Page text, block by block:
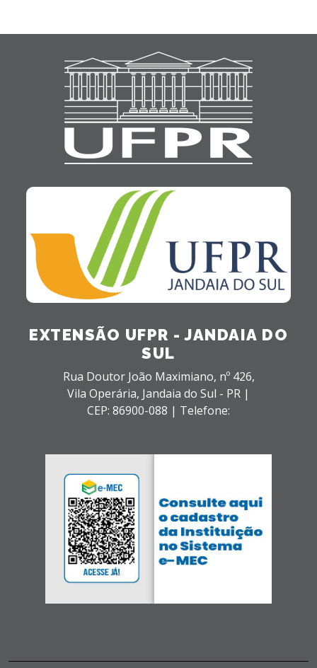
EXTENSÃO UFPR - JANDAIA DO
SUL
Rua Doutor João Maximiano, nº 426,
Vila Operária, Jandaia do Sul - PR |
CEP: 86900-088 | Telefone: